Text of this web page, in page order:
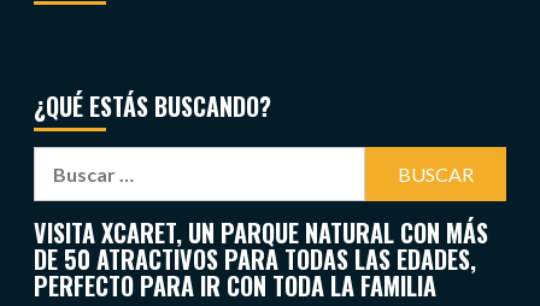
¿QUÉ ESTÁS BUSCANDO?
VISITA XCARET, UN PARQUE NATURAL CON MÁS
DE 50 ATRACTIVOS PARA TODAS LAS EDADES,
PERFECTO PARA IR CON TODA LA FAMILIA